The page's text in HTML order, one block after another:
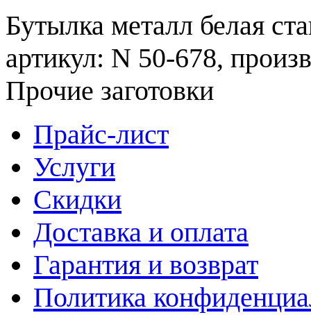
Бутылка металл белая
артикул: N 50-678,
Прочие заготовки
Прайс-лист
Услуги
Скидки
Доставка и оплата
Гарантия и возврат
Политика